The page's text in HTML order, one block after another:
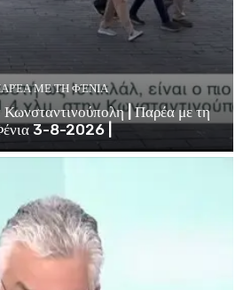
ΜΕ ΤΗ ΦΈΝΙΑ
Κωνσταντινούπολη | Παρέα με τη
3-8-2026 |